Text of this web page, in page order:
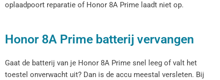
oplaadpoort reparatie of Honor 8A Prime laadt niet op.
Honor 8A Prime batterij vervangen
Gaat de batterij van je Honor 8A Prime snel leeg of valt het
toestel onverwacht uit? Dan is de accu meestal versleten. Bij